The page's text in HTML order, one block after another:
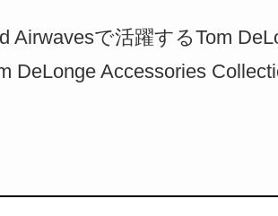
Airwavesで活躍するTom
Accessories